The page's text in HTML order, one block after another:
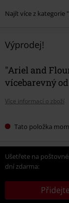
Najít více z
Výprodej!
"Ariel and
vícebarevný
Více informací o zboží
Tato položka
Ušetřete na
dní zdarma: